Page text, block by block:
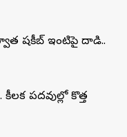
షకీబ్‌ ఇంటిపై దాడి..
పదవుల్లో కొత్త